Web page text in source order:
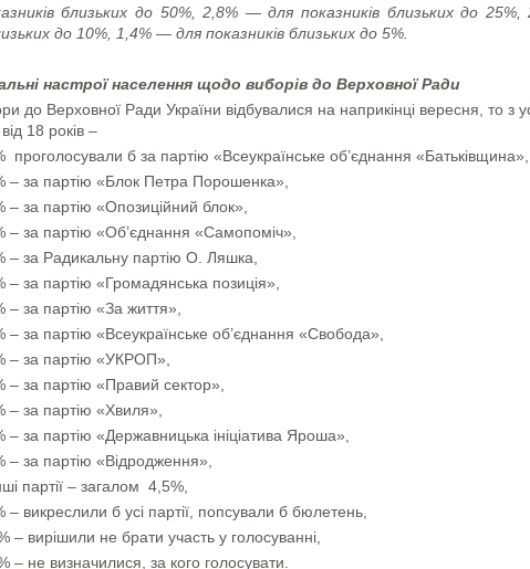
близьких до 50%, 2,8% — для показників близьких до
до 10%, 1,4% — для показників близьких до 5%.
настрої населення щодо виборів до Верховної Ради
до Верховної Ради України відбувалися на наприкінці вересня, то з
18 років –
проголосували б за партію «Всеукраїнське об’єднання «Батьківщина»,
– за партію «Блок Петра Порошенка»,
– за партію «Опозиційний блок»,
– за партію «Об’єднання «Самопоміч»,
– за Радикальну партію О. Ляшка,
– за партію «Громадянська позиція»,
– за партію «За життя»,
– за партію «Всеукраїнське об’єднання «Свобода»,
– за партію «УКРОП»,
– за партію «Правий сектор»,
– за партію «Хвиля»,
– за партію «Державницька ініціатива Яроша»,
– за партію «Відродження»,
партії – загалом 4,5%,
– викреслили б усі партії, попсували б бюлетень,
– вирішили не брати участь у голосуванні,
– не визначилися, за кого голосувати.